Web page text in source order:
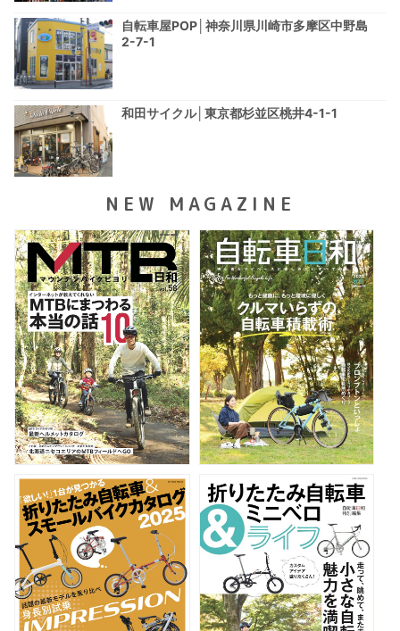
自転車屋POP│神奈川県川崎市多摩区中野島
2-7-1
和田サイクル│東京都杉並区桃井4-1-1
NEW MAGAZINE